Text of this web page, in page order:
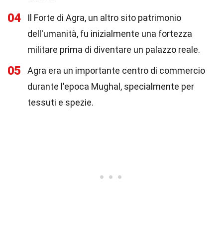
04
Il Forte di Agra, un altro sito patrimonio
dell'umanità, fu inizialmente una fortezza
militare prima di diventare un palazzo reale.
05
Agra era un importante centro di commercio
durante l'epoca Mughal, specialmente per
tessuti e spezie.